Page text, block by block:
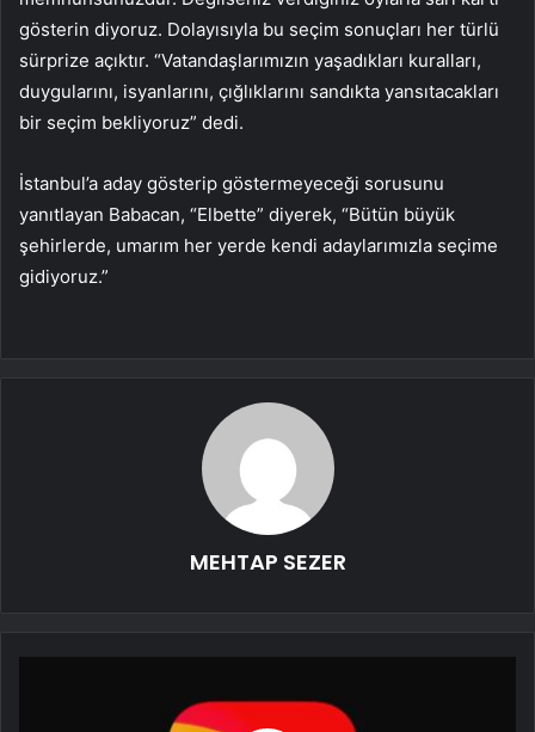
gösterin diyoruz. Dolayısıyla bu seçim sonuçları her türlü
sürprize açıktır. “Vatandaşlarımızın yaşadıkları kuralları,
duygularını, isyanlarını, çığlıklarını sandıkta yansıtacakları
bir seçim bekliyoruz” dedi.
İstanbul’a aday gösterip göstermeyeceği sorusunu
yanıtlayan Babacan, “Elbette” diyerek, “Bütün büyük
şehirlerde, umarım her yerde kendi adaylarımızla seçime
gidiyoruz.”
MEHTAP SEZER